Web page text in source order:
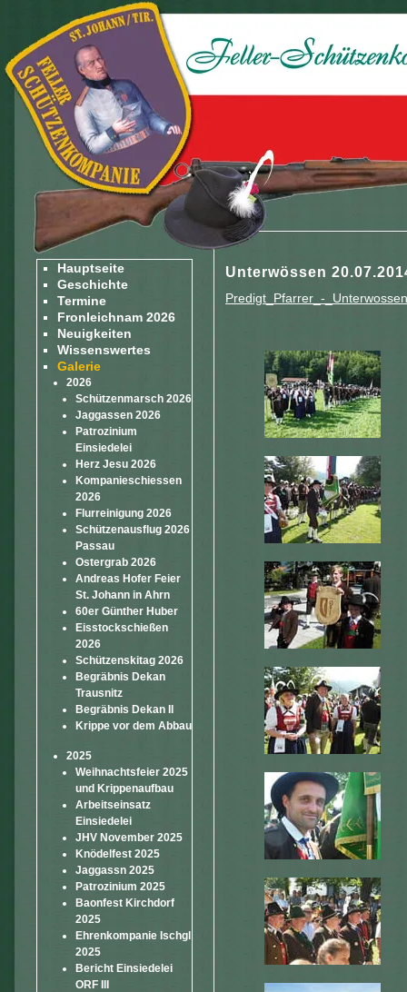
Hauptseite
Geschichte
Termine
Fronleichnam 2026
Neuigkeiten
Wissenswertes
Galerie
2026
Schützenmarsch 2026
Jaggassen 2026
Patrozinium
Einsiedelei
Herz Jesu 2026
Kompanieschiessen
2026
Flurreinigung 2026
Schützenausflug 2026
Passau
Ostergrab 2026
Andreas Hofer Feier
St. Johann in Ahrn
60er Günther Huber
Eisstockschießen
2026
Schützenskitag 2026
Begräbnis Dekan
Trausnitz
Begräbnis Dekan II
Krippe vor dem Abbau
2025
Weihnachtsfeier 2025
und Krippenaufbau
Arbeitseinsatz
Einsiedelei
JHV November 2025
Knödelfest 2025
Jaggassn 2025
Patrozinium 2025
Baonfest Kirchdorf
2025
Ehrenkompanie Ischgl
2025
Bericht Einsiedelei
ORF III
Unterwössen
Predigt_Pfarrer_-